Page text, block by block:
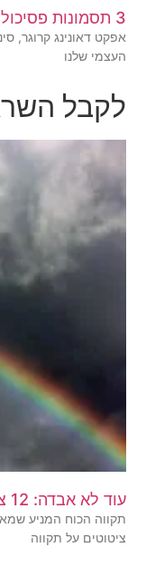
3 תסמונות פסיכולוגיות שמורידות לך את הביטחון העצמי
אפקט דאונינג קרוגר,
העצמי שלנו
לקבל
עוד לא אבדה: 12 ציטוטים מעוררי תקווה על תקווה
ציטוטים על תקווה